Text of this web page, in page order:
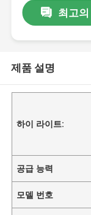
최고의
제품 설명
하이 라이트:
공급 능력
모델 번호